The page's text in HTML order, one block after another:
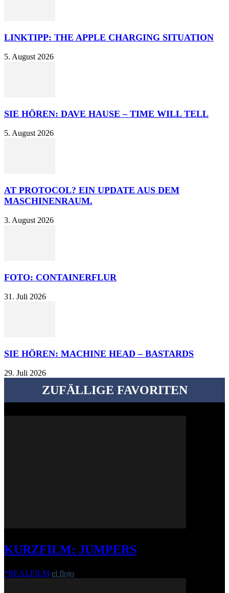
LINKTIPP: THE APPLE CHARGING SITUATION
5. August 2026
SIE HÖREN: DAVE HAUSE – TIME WILL TELL
5. August 2026
AT PROTOCOL? EIN UPDATE AUS DEM
MASCHINENRAUM.
3. August 2026
FOTO: CONTAINERFLUR
31. Juli 2026
SIE HÖREN: MACHINE HEAD – BASTARDS
29. Juli 2026
ZUFÄLLIGE FAVORITEN
KURZFILM: JUMPERS
*REALFILM el flojo